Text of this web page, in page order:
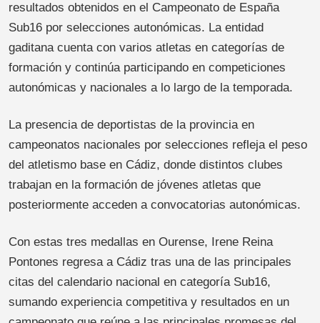
resultados obtenidos en el Campeonato de España
Sub16 por selecciones autonómicas. La entidad
gaditana cuenta con varios atletas en categorías de
formación y continúa participando en competiciones
autonómicas y nacionales a lo largo de la temporada.
La presencia de deportistas de la provincia en
campeonatos nacionales por selecciones refleja el peso
del atletismo base en Cádiz, donde distintos clubes
trabajan en la formación de jóvenes atletas que
posteriormente acceden a convocatorias autonómicas.
Con estas tres medallas en Ourense, Irene Reina
Pontones regresa a Cádiz tras una de las principales
citas del calendario nacional en categoría Sub16,
sumando experiencia competitiva y resultados en un